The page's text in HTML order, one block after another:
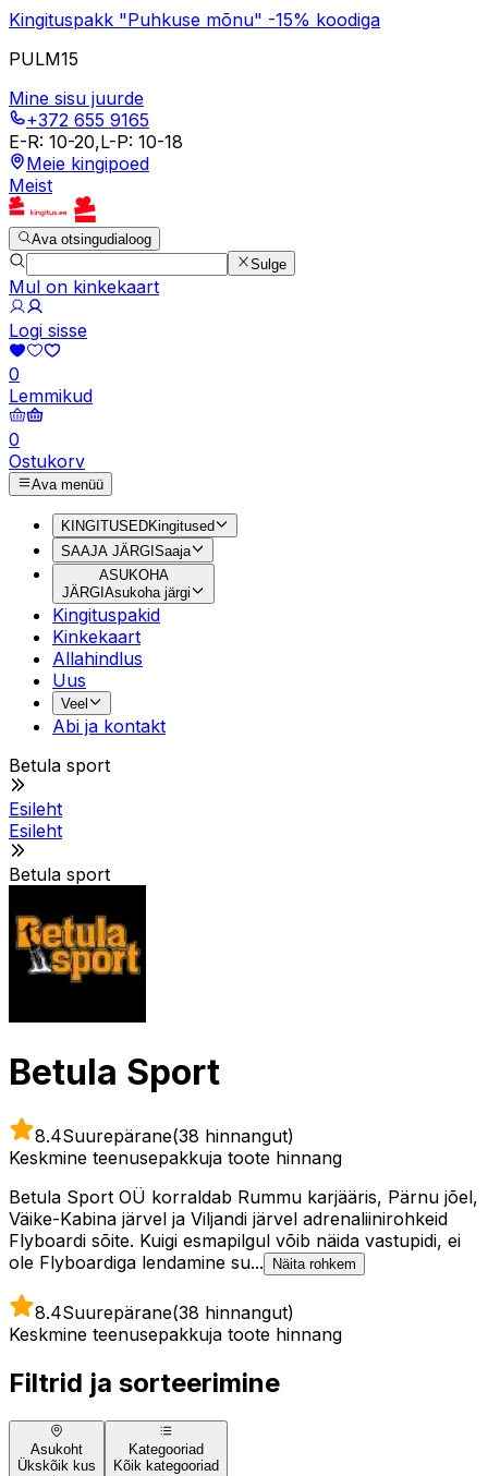
Kingituspakk "Puhkuse mõnu" -15% koodiga
PULM15
Mine sisu juurde
+372 655 9165
E-R: 10-20,L-P: 10-18
Meie kingipoed
Meist
Ava otsingudialoog
Sulge
Mul on kinkekaart
Logi sisse
0
Lemmikud
0
Ostukorv
Ava menüü
KINGITUSEDKingitused
SAAJA JÄRGISaaja
ASUKOHA
JÄRGI Asukoha järgi
Kingituspakid
Kinkekaart
Allahindlus
Uus
Veel
Abi ja kontakt
Betula sport
Esileht
Esileht
Betula sport
Betula Sport
8.4Suurepärane(38 hinnangut)
Keskmine teenusepakkuja toote hinnang
Betula Sport OÜ korraldab Rummu karjääris, Pärnu jõel,
Väike-Kabina järvel ja Viljandi järvel adrenaliinirohkeid
Flyboardi sõite. Kuigi esmapilgul võib näida vastupidi, ei
ole Flyboardiga lendamine su...
Näita rohkem
8.4Suurepärane(38 hinnangut)
Keskmine teenusepakkuja toote hinnang
Filtrid ja sorteerimine
Asukoht
Ükskõik kus
Kategooriad
Kõik kategooriad